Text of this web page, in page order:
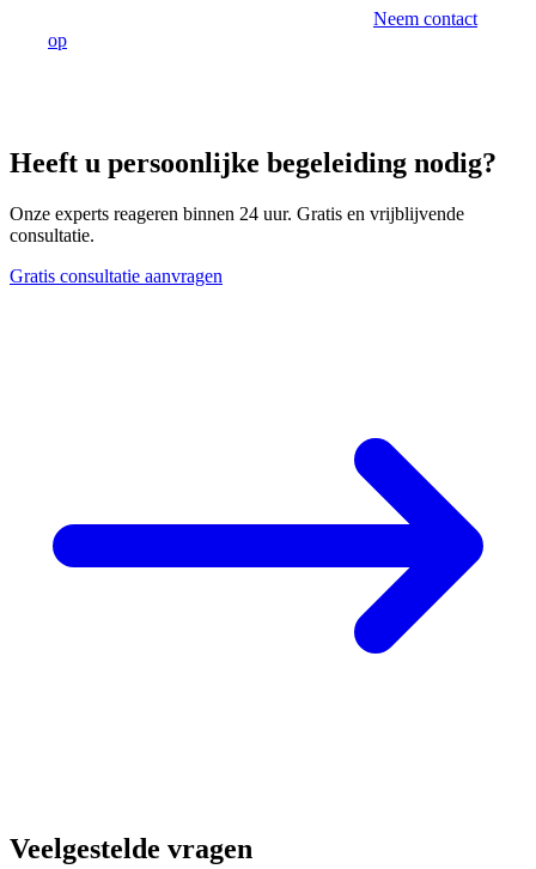
Neem contact
op
Heeft u persoonlijke begeleiding nodig?
Onze experts reageren binnen 24 uur. Gratis en vrijblijvende
consultatie.
Gratis consultatie aanvragen
Veelgestelde vragen